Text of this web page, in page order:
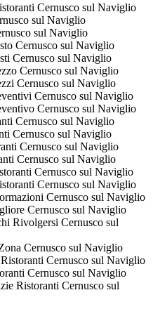
Cernusco sul Naviglio
sul Naviglio
sul Naviglio
Cernusco sul Naviglio
Cernusco sul Naviglio
Cernusco sul Naviglio
Cernusco sul Naviglio
Cernusco sul Naviglio
Cernusco sul Naviglio
Cernusco sul Naviglio
Cernusco sul Naviglio
Cernusco sul Naviglio
Cernusco sul Naviglio
Cernusco sul Naviglio
Cernusco sul Naviglio
Cernusco sul Naviglio
Cernusco sul Naviglio
Rivolgersi Cernusco sul
Cernusco sul Naviglio
Cernusco sul Naviglio
Cernusco sul Naviglio
Ristoranti Cernusco sul